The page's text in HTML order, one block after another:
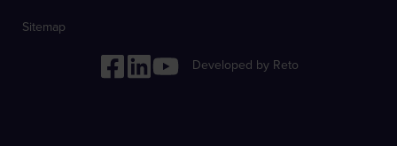
Sitemap
Developed by Reto